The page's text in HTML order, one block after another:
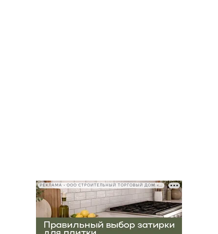
РЕКЛАМА • ООО СТРОИТЕЛЬНЫЙ ТОРГОВЫЙ ДОМ «ПЕТРОВИЧ», ИНН 7802348846